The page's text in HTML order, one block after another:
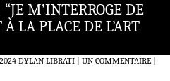
M’INTERROGE DE
LA PLACE DE L’ART
DYLAN LIBRATI UN COMMENTAIRE|